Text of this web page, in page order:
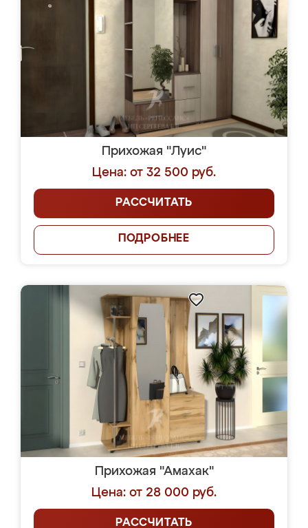
Прихожая "Луис"
Цена: от 32 500 руб.
РАССЧИТАТЬ
ПОДРОБНЕЕ
Прихожая "Амахак"
Цена: от 28 000 руб.
РАССЧИТАТЬ